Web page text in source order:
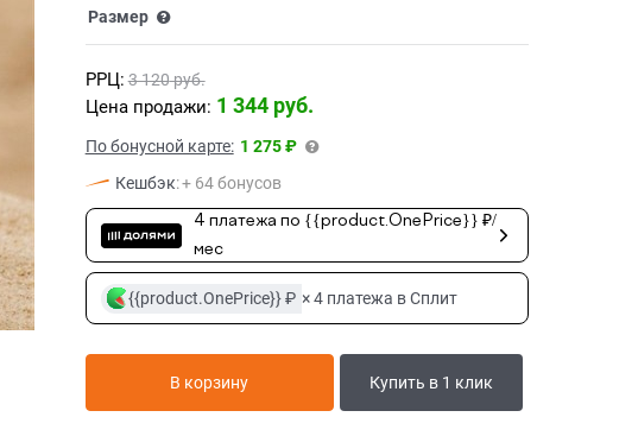
Размер
РРЦ: 3 120 руб.
Цена продажи: 1 344 руб.
По бонусной карте: 1 275 ₽
Кешбэк:+ 64 бонусов
4 платежа по {{product.OnePrice}} ₽/
мес
{{product.OnePrice}} ₽ × 4 платежа в Сплит
В корзину Купить в 1 клик